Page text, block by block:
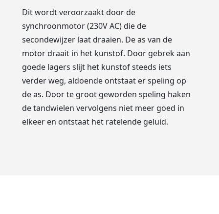
Dit wordt veroorzaakt door de
synchroonmotor (230V AC) die de
secondewijzer laat draaien. De as van de
motor draait in het kunstof. Door gebrek aan
goede lagers slijt het kunstof steeds iets
verder weg, aldoende ontstaat er speling op
de as. Door te groot geworden speling haken
de tandwielen vervolgens niet meer goed in
elkeer en ontstaat het ratelende geluid.